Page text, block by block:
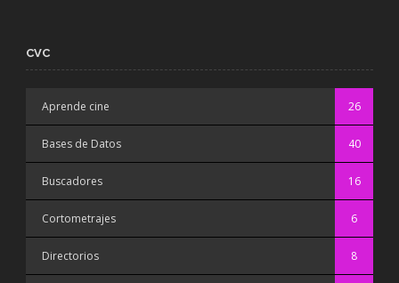
CVC
Aprende cine 26
Bases de Datos 40
Buscadores 16
Cortometrajes 6
Directorios 8